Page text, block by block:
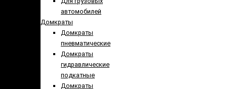
автомобилей
Домкраты
Домкраты
пневматические
Домкраты
гидравлические
подкатные
Домкраты